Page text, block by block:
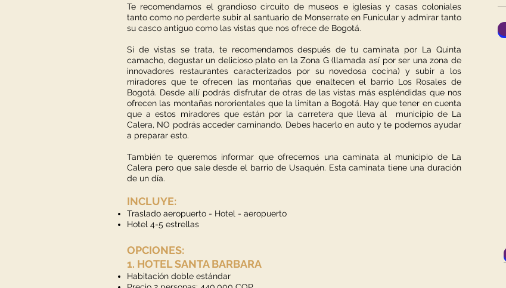
Te recomendamos el grandioso circuito de museos e iglesias y casas coloniales
tanto como no perderte subir al santuario de Monserrate en Funicular y admirar tanto
su casco antiguo como las vistas que nos ofrece de Bogotá.
Si de vistas se trata, te recomendamos después de tu caminata por La Quinta
camacho, degustar un delicioso plato en la Zona G (llamada así por ser una zona de
innovadores restaurantes caracterizados por su novedosa cocina) y subir a los
miradores que te ofrecen las montañas que enaltecen el barrio Los Rosales de
Bogotá. Desde allí podrás disfrutar de otras de las vistas más espléndidas que nos
ofrecen las montañas nororientales que la limitan a Bogotá. Hay que tener en cuenta
que a estos miradores que están por la carretera que lleva al municipio de La
Calera, NO podrás acceder caminando. Debes hacerlo en auto y te podemos ayudar
a preparar esto.
También te queremos informar que ofrecemos una caminata al municipio de La
Calera pero que sale desde el barrio de Usaquén. Esta caminata tiene una duración
de un día.
INCLUYE:
Traslado aeropuerto - Hotel - aeropuerto
Hotel 4-5 estrellas
OPCIONES:
1. HOTEL SANTA BARBARA
Habitación doble estándar